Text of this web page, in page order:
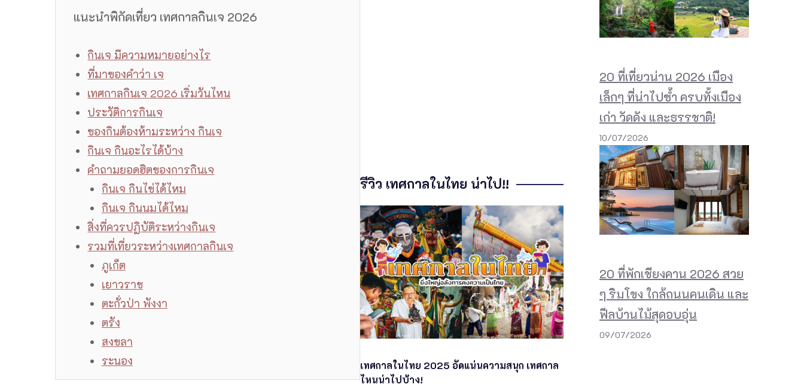
แนะนำพิกัดเที่ยว เทศกาลกินเจ 2026
กินเจ มีความหมายอย่างไร
ที่มาของคำว่า เจ
เทศกาลกินเจ 2026 เริ่มวันไหน
ประวัติการกินเจ
ของกินต้องห้ามระหว่าง กินเจ
กินเจ กินอะไรได้บ้าง
คำถามยอดฮิตของการกินเจ
กินเจ กินไข่ได้ไหม
กินเจ กินนมได้ไหม
สิ่งที่ควรปฏิบัติระหว่างกินเจ
รวมที่เที่ยวระหว่างเทศกาลกินเจ
ภูเก็ต
เยาวราช
ตะกั่วป่า พังงา
ตรัง
สงขลา
ระนอง
รีวิว เทศกาลในไทย น่าไป!!
เทศกาลในไทย 2025 อัดแน่นความสนุก เทศกาล
ไหนน่าไปบ้าง!
20 ที่เที่ยวน่าน 2026 เมือง
เล็กๆ ที่น่าไปซ้ำ ครบทั้งเมือง
เก่า วัดดัง และธรรชาติ!
10/07/2026
20 ที่พักเชียงคาน 2026 สวย
ๆ ริมโขง ใกล้ถนนคนเดิน และ
ฟีลบ้านไม้สุดอบอุ่น
09/07/2026